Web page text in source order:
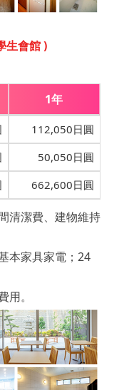
生會館 )
1年
112,050日圓
50,050日圓
662,600日圓
清潔費、建物維持
本家具家電；24
。